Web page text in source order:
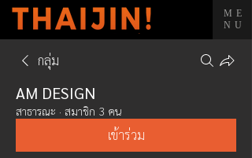
ME
NU
กลุ่ม
AM DESIGN
สาธารณะ · สมาชิก 3 คน
เข้าร่วม